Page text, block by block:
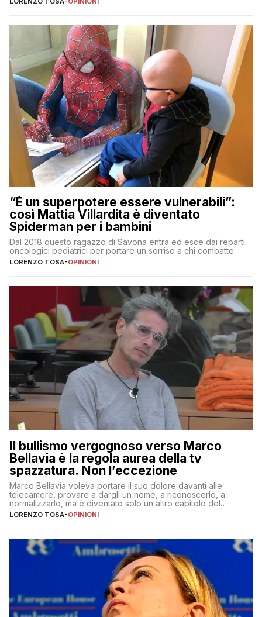
“È un superpotere essere vulnerabili”:
così Mattia Villardita è diventato
Spiderman per i bambini
Dal 2018 questo ragazzo di Savona entra ed esce dai reparti
oncologici pediatrici per portare un sorriso a chi combatte
LORENZO TOSA-OPINIONI
Il bullismo vergognoso verso Marco
Bellavia è la regola aurea della tv
spazzatura. Non l’eccezione
Marco Bellavia voleva portare il suo dolore davanti alle
telecamere, provare a dargli un nome, a riconoscerlo, a
normalizzarlo, ma è diventato solo un altro capitolo del
copione
LORENZO TOSA-OPINIONI